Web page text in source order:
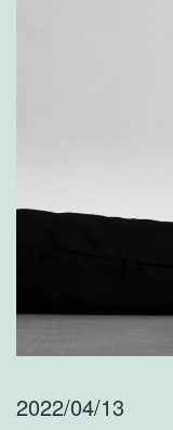
2022/04/13